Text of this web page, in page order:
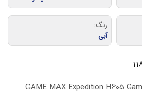
رنگ:
آبی
GAME MAX Expedition H605